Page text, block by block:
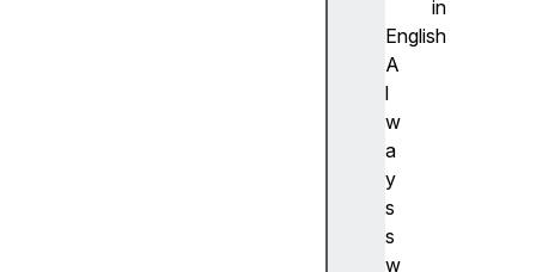
in
English
A
l
w
a
y
s
s
w